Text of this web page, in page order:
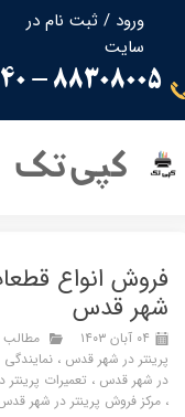
ورود / ثبت نام در
سایت
حساب کاربری من
تغییر گذر واژه
سفارشات
88308005 - 88300710-88300740
کپی تک
فروش انواع
شهر قدس
۰۴ آبان ۱۴۰۳ مطالب
پرینتر در شهر قدس ،
در شهر قدس ، تعمیرات
، مرکز فروش پرینتر در شهر